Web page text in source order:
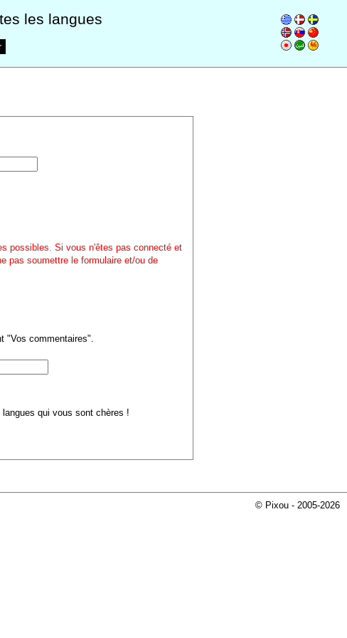
les langues
possibles. Si vous n'êtes pas connecté et
pas soumettre le formulaire et/ou de
"Vos commentaires".
qui vous sont chères !
© Pixou - 2005-2026